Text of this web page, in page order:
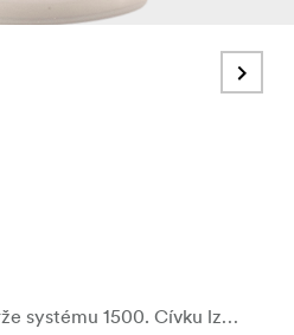
Vhodné pro všechny nádrže systému 1500. Cívku lze nastavit pro film o velikosti 35 mm nebo 120 svitkových filmů.